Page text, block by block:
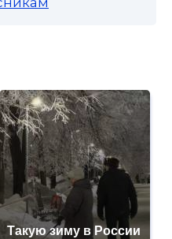
Такую зиму в России